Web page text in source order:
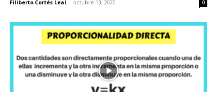
Filiberto Cortés Leal - octubre 13, 2020 0